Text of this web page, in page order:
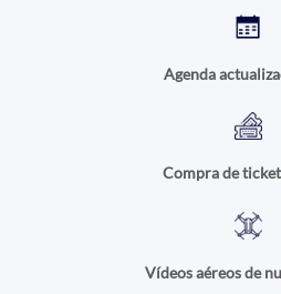
Agenda
Compra de
Vídeos aéreos de